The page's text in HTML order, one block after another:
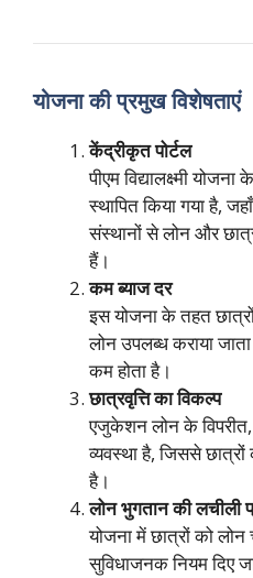
योजना की प्रमुख विशेषताएं
केंद्रीकृत पोर्टल
पीएम विद्यालक्ष्मी
स्थापित किया गया है,
संस्थानों से लोन और
हैं।
कम ब्याज दर
इस योजना के तहत
लोन उपलब्ध कराया
कम होता है।
छात्रवृत्ति का विकल्प
एजुकेशन लोन के विपरीत,
व्यवस्था है, जिससे छात्रों
है।
लोन भुगतान की लचीली
योजना में छात्रों को
सुविधाजनक नियम दिए